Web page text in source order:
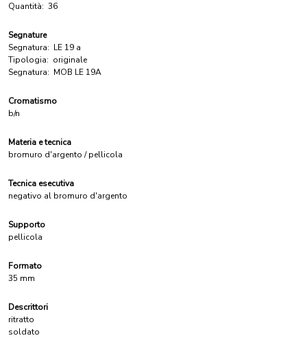
Quantità: 36
Segnature
Segnatura: LE 19 a
Tipologia: originale
Segnatura: MOB LE 19A
Cromatismo
b/n
Materia e tecnica
bromuro d'argento / pellicola
Tecnica esecutiva
negativo al bromuro d'argento
Supporto
pellicola
Formato
35 mm
Descrittori
ritratto
soldato